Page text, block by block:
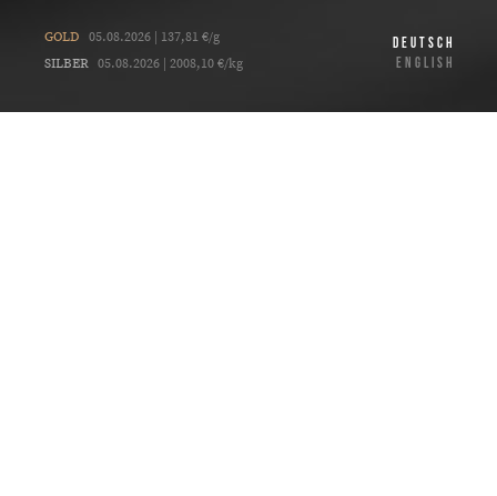
DEUTSCH
ENGLISH
GOLD 05.08.2026 | 137,81 €/g
SILBER 05.08.2026 | 2008,10 €/kg